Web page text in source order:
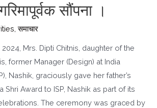
सौंपना ।
,समाचार
Mrs. Dipti Chitnis, daughter of the
former Manager (Design) at India
Nashik, graciously gave her father’s
Shri Award to ISP, Nashik as part of its
The ceremony was graced by